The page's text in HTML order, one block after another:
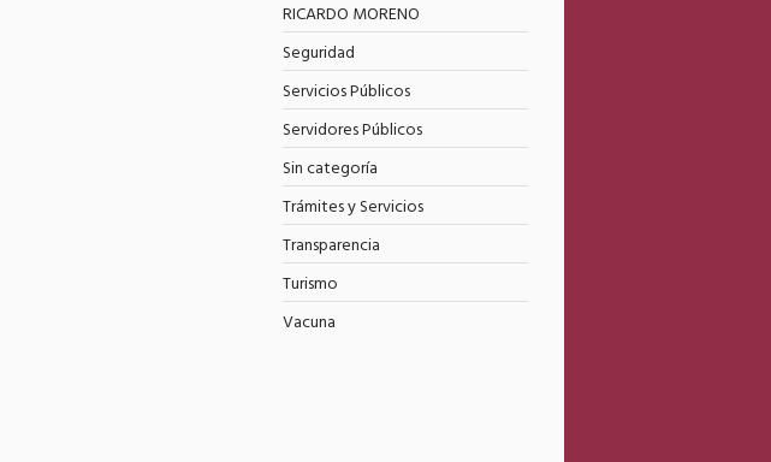
RICARDO MORENO
Seguridad
Servicios Públicos
Servidores Públicos
Sin categoría
Trámites y Servicios
Transparencia
Turismo
Vacuna